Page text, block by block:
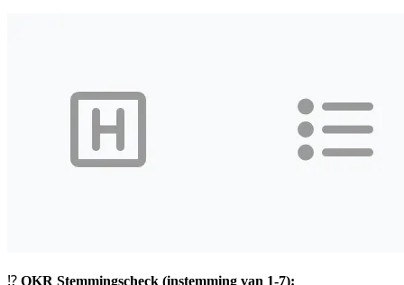
⁉️ OKR Stemmingscheck (instemming van 1-7):